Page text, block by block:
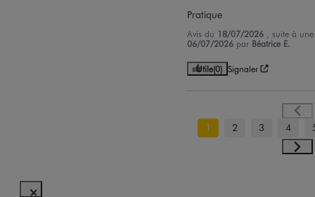
Pratique
Avis du 18/07/2026
, suite à
06/07/2026 par Béatrice E.
Utile(0) Signaler
1 2 3 4